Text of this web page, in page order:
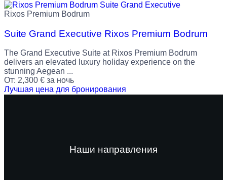
Rixos Premium Bodrum
Suite Grand Executive Rixos Premium Bodrum
The Grand Executive Suite at Rixos Premium Bodrum
delivers an elevated luxury holiday experience on the
stunning Aegean ...
От: 2,300 € за ночь
Лучшая цена для бронирования
Наши направления